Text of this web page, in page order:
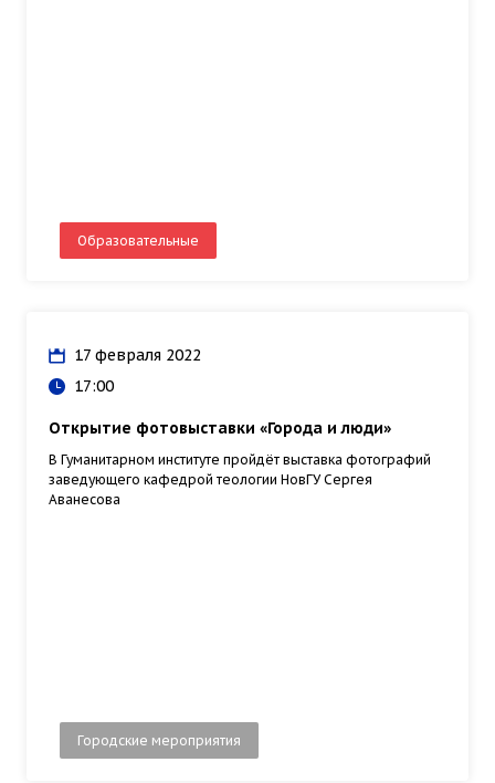
Образовательные
17 февраля 2022
17:00
Открытие фотовыставки «Города и люди»
В Гуманитарном институте пройдёт выставка фотографий
заведующего кафедрой теологии НовГУ Сергея
Аванесова
Городские мероприятия